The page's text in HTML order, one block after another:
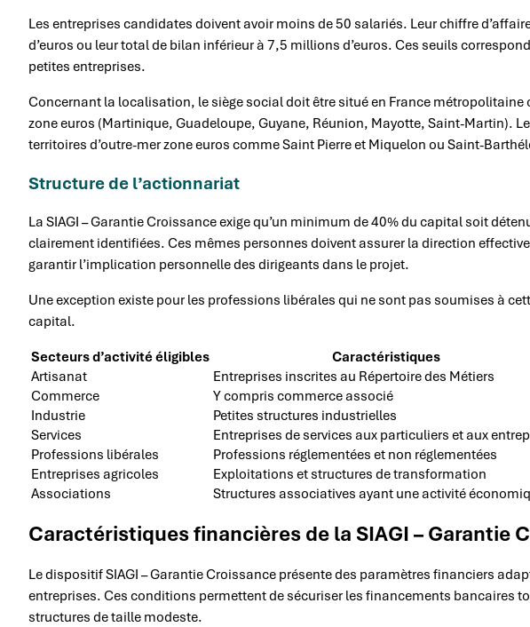
Les entreprises candidates doivent avoir moins de 50 salariés. Leur chiffre
d’euros ou leur total de bilan inférieur à 7,5 millions d’euros. Ces seuils
petites entreprises.
Concernant la localisation, le siège social doit être situé en France
zone euros (Martinique, Guadeloupe, Guyane, Réunion, Mayotte, Saint-Martin).
territoires d’outre-mer zone euros comme Saint Pierre et Miquelon ou Saint-
Structure de l’actionnariat
La SIAGI – Garantie Croissance exige qu’un minimum de 40% du capital soit
clairement identifiées. Ces mêmes personnes doivent assurer la direction
garantir l’implication personnelle des dirigeants dans le projet.
Une exception existe pour les professions libérales qui ne sont pas soumises à
capital.
Secteurs d’activité éligibles
Caractéristiques
Artisanat
Entreprises inscrites au Répertoire des Métiers
Commerce
Y compris commerce associé
Industrie
Petites structures industrielles
Services
Entreprises de services aux particuliers et aux
Professions libérales
Professions réglementées et non réglementées
Entreprises agricoles
Exploitations et structures de transformation
Associations
Structures associatives ayant une activité
Caractéristiques financières de la SIAGI – Garantie
Le dispositif SIAGI – Garantie Croissance présente des paramètres financiers
entreprises. Ces conditions permettent de sécuriser les financements bancaires
structures de taille modeste.